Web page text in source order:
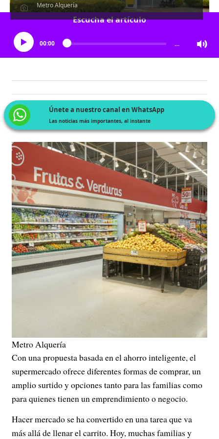
Metro Alquería
Escucha el artículo
00:00 …
Únete a nuestro canal en WhatsApp
Las noticias más importantes, al instante
Metro Alquería
Con una propuesta basada en el ahorro inteligente, el
supermercado ofrece diferentes formas de comprar, un
amplio surtido y opciones tanto para las familias como
para quienes tienen un emprendimiento o negocio.
Hacer mercado se ha convertido en una tarea que va
más allá de llenar el carrito. Hoy, muchas familias y